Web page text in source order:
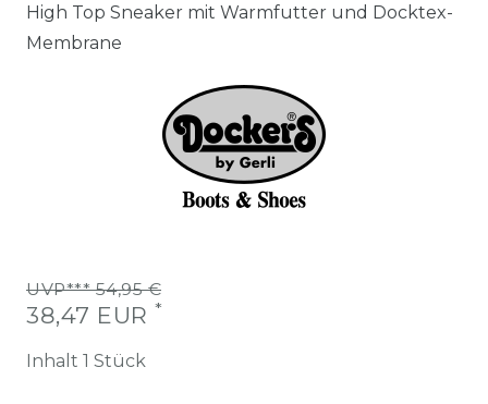
High Top Sneaker mit Warmfutter und Docktex-
Membrane
UVP*** 54,95 €
38,47 EUR *
Inhalt 1 Stück